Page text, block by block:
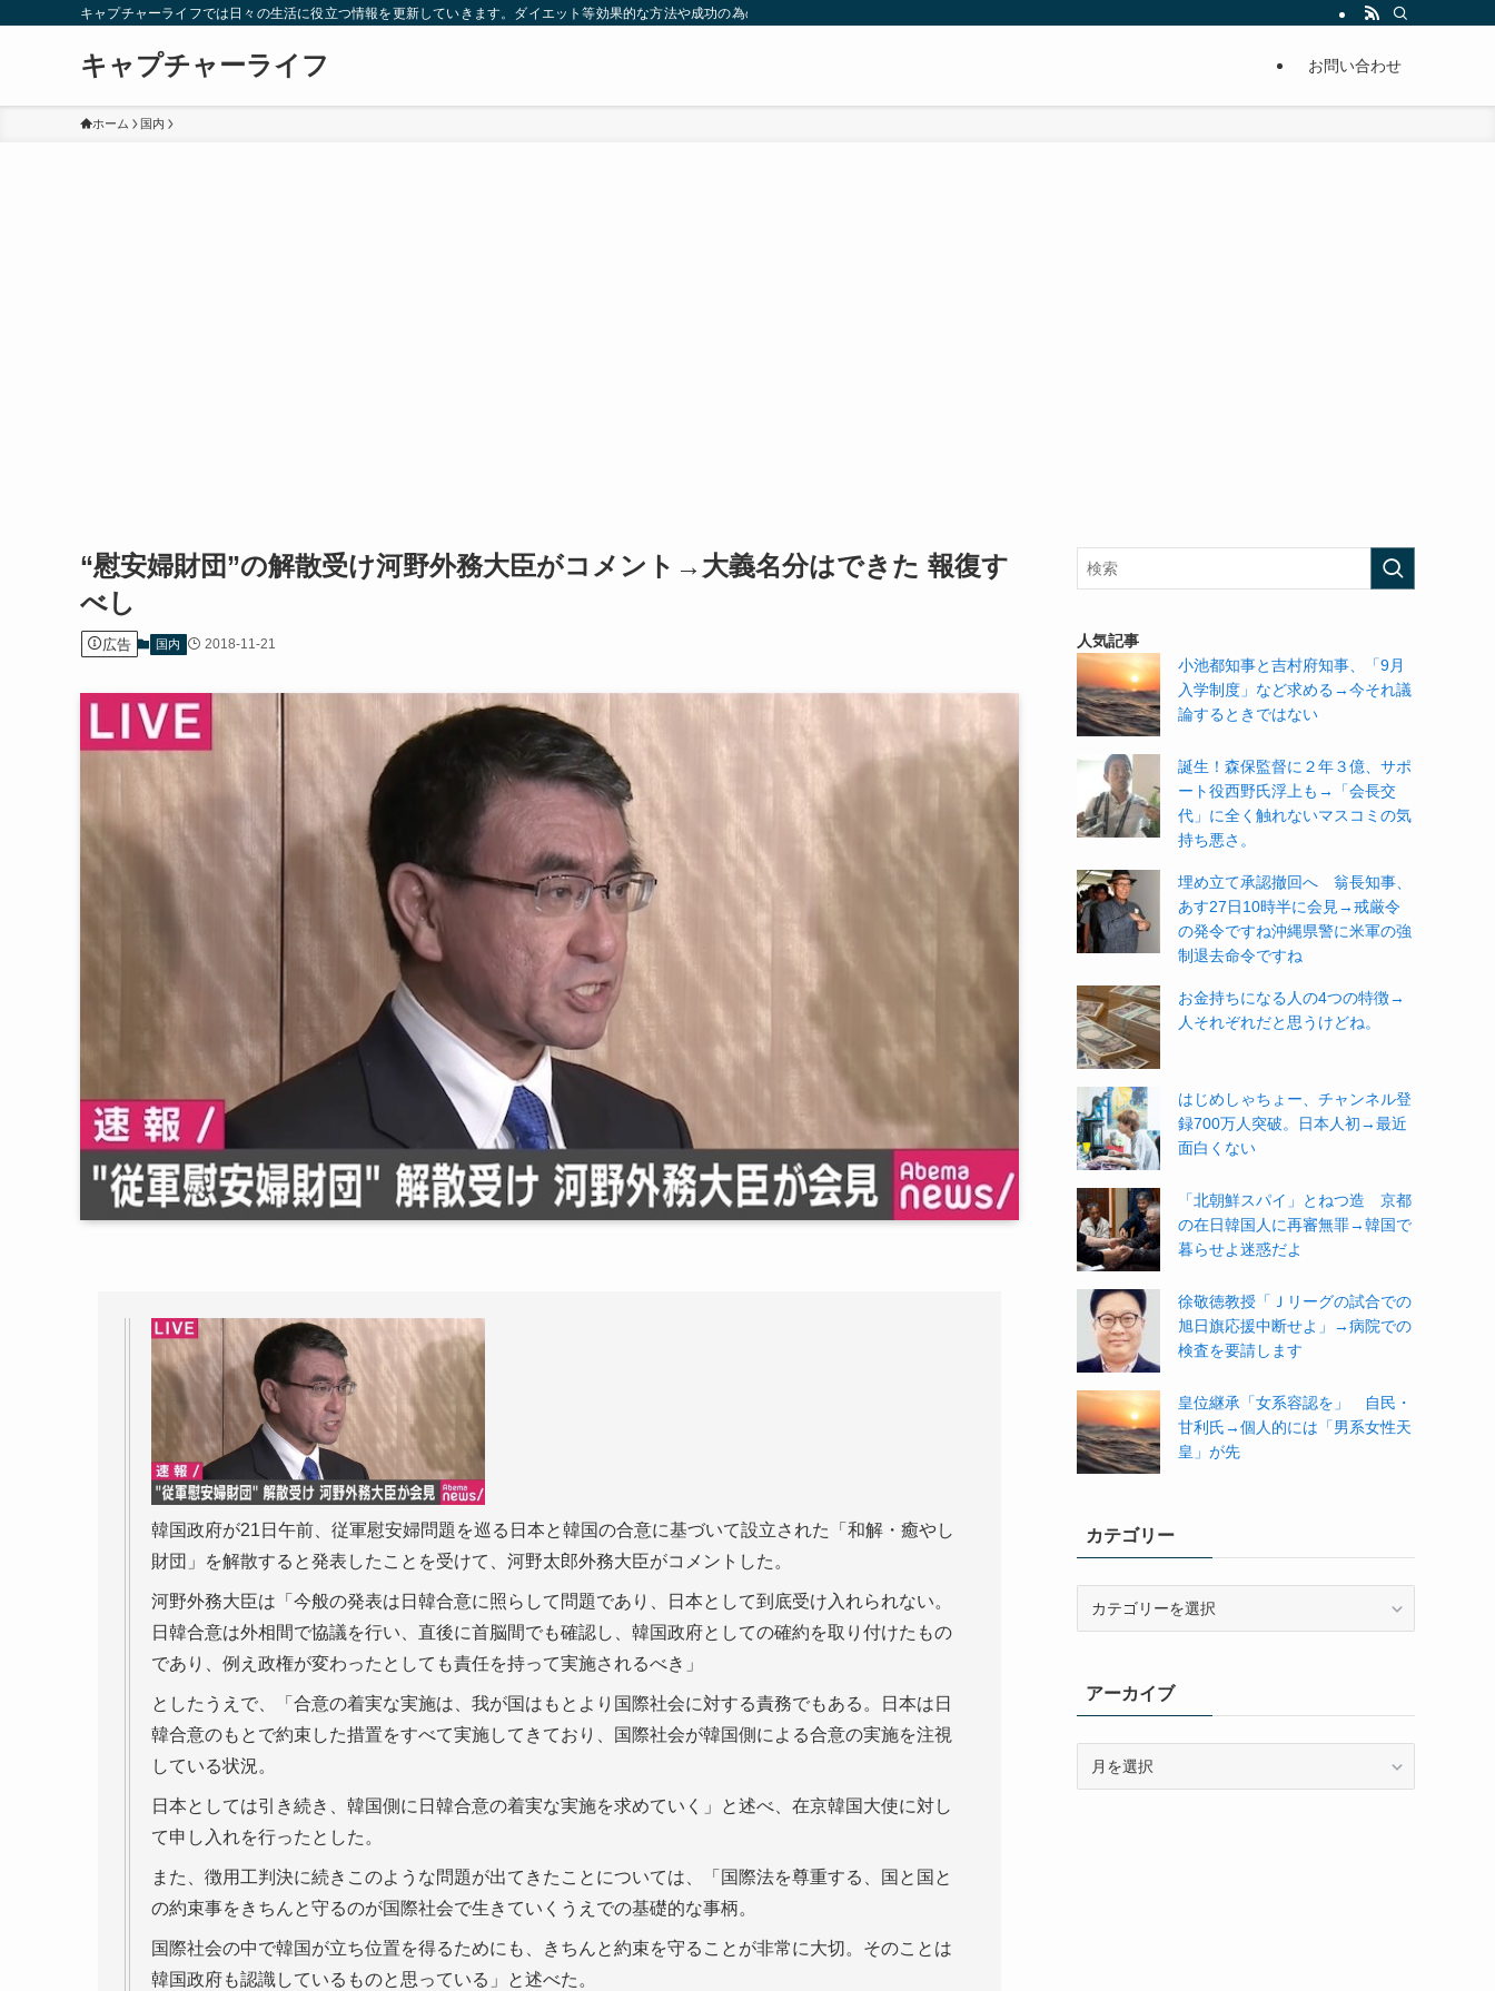
キャプチャーライフでは日々の生活に役立つ情報を更新していきます。ダイエット等効果的な方法や成功の為の秘訣等。太ったり悩んでいる方々が簡単に痩せることが出来るように分かりやすくまとめています。
キャプチャーライフ お問い合わせ
ホーム 国内
“慰安婦財団”の解散受け河野外務大臣がコメント→大義名分はできた 報復す
べし
広告 国内 2018-11-21
韓国政府が21日午前、従軍慰安婦問題を巡る日本と韓国の合意に基づいて設立された「和解・癒やし
財団」を解散すると発表したことを受けて、河野太郎外務大臣がコメントした。
河野外務大臣は「今般の発表は日韓合意に照らして問題であり、日本として到底受け入れられない。
日韓合意は外相間で協議を行い、直後に首脳間でも確認し、韓国政府としての確約を取り付けたもの
であり、例え政権が変わったとしても責任を持って実施されるべき」
としたうえで、「合意の着実な実施は、我が国はもとより国際社会に対する責務でもある。日本は日
韓合意のもとで約束した措置をすべて実施してきており、国際社会が韓国側による合意の実施を注視
している状況。
日本としては引き続き、韓国側に日韓合意の着実な実施を求めていく」と述べ、在京韓国大使に対し
て申し入れを行ったとした。
また、徴用工判決に続きこのような問題が出てきたことについては、「国際法を尊重する、国と国と
の約束事をきちんと守るのが国際社会で生きていくうえでの基礎的な事柄。
国際社会の中で韓国が立ち位置を得るためにも、きちんと約束を守ることが非常に大切。そのことは
韓国政府も認識しているものと思っている」と述べた。
人気記事
小池都知事と吉村府知事、「9月
入学制度」など求める→今それ議
論するときではない
誕生！森保監督に２年３億、サポ
ート役西野氏浮上も→「会長交
代」に全く触れないマスコミの気
持ち悪さ。
埋め立て承認撤回へ 翁長知事、
あす27日10時半に会見→戒厳令
の発令ですね沖縄県警に米軍の強
制退去命令ですね
お金持ちになる人の4つの特徴→
人それぞれだと思うけどね。
はじめしゃちょー、チャンネル登
録700万人突破。日本人初→最近
面白くない
「北朝鮮スパイ」とねつ造 京都
の在日韓国人に再審無罪→韓国で
暮らせよ迷惑だよ
徐敬徳教授「Ｊリーグの試合での
旭日旗応援中断せよ」→病院での
検査を要請します
皇位継承「女系容認を」 自民・
甘利氏→個人的には「男系女性天
皇」が先
カテゴリー
ーアーカイブ